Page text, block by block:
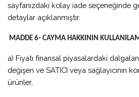
sayfanızdaki kolay iade seçeneğinde
detaylar açıklanmıştır.
MADDE 6- CAYMA HAKKININ
a) Fiyatı finansal piyasalardaki
değişen ve SATICI veya sağlayıcının
ürünler,